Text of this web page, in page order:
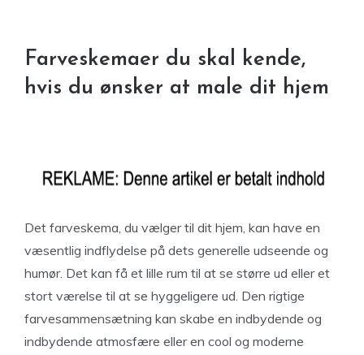
Farveskemaer du skal kende,
hvis du ønsker at male dit hjem
Det farveskema, du vælger til dit hjem, kan have en
væsentlig indflydelse på dets generelle udseende og
humør. Det kan få et lille rum til at se større ud eller et
stort værelse til at se hyggeligere ud. Den rigtige
farvesammensætning kan skabe en indbydende og
indbydende atmosfære eller en cool og moderne